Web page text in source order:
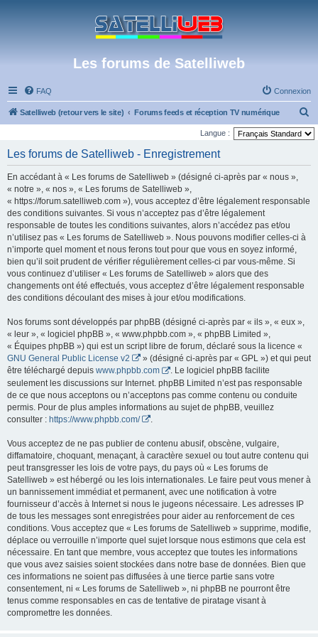
Les forums de Satelliweb
FAQ Connexion
Satelliweb (retour vers le site) Forums feeds et réception TV numérique
e
Langue :
Les forums de Satelliweb - Enregistrement
En accédant à « Les forums de Satelliweb » (désigné ci-après par « nous »,
« notre », « nos », « Les forums de Satelliweb »,
« https://forum.satelliweb.com »), vous acceptez d’être légalement responsable
des conditions suivantes. Si vous n’acceptez pas d’être légalement
responsable de toutes les conditions suivantes, alors n’accédez pas et/ou
n’utilisez pas « Les forums de Satelliweb ». Nous pouvons modifier celles-ci à
n’importe quel moment et nous ferons tout pour que vous en soyez informé,
bien qu’il soit prudent de vérifier régulièrement celles-ci par vous-même. Si
vous continuez d’utiliser « Les forums de Satelliweb » alors que des
changements ont été effectués, vous acceptez d’être légalement responsable
des conditions découlant des mises à jour et/ou modifications.
Nos forums sont développés par phpBB (désigné ci-après par « ils », « eux »,
« leur », « logiciel phpBB », « www.phpbb.com », « phpBB Limited »,
« Équipes phpBB ») qui est un script libre de forum, déclaré sous la licence «
GNU General Public License v2
» (désigné ci-après par « GPL ») et qui peut
être téléchargé depuis www.phpbb.com
. Le logiciel phpBB facilite
seulement les discussions sur Internet. phpBB Limited n’est pas responsable
de ce que nous acceptons ou n’acceptons pas comme contenu ou conduite
permis. Pour de plus amples informations au sujet de phpBB, veuillez
consulter : https://www.phpbb.com/
Vous acceptez de ne pas publier de contenu abusif, obscène, vulgaire,
diffamatoire, choquant, menaçant, à caractère sexuel ou tout autre contenu qui
peut transgresser les lois de votre pays, du pays où « Les forums de
Satelliweb » est hébergé ou les lois internationales. Le faire peut vous mener à
un bannissement immédiat et permanent, avec une notification à votre
fournisseur d’accès à Internet si nous le jugeons nécessaire. Les adresses IP
de tous les messages sont enregistrées pour aider au renforcement de ces
conditions. Vous acceptez que « Les forums de Satelliweb » supprime, modifie,
déplace ou verrouille n’importe quel sujet lorsque nous estimons que cela est
nécessaire. En tant que membre, vous acceptez que toutes les informations
que vous avez saisies soient stockées dans notre base de données. Bien que
ces informations ne soient pas diffusées à une tierce partie sans votre
consentement, ni « Les forums de Satelliweb », ni phpBB ne pourront être
tenus comme responsables en cas de tentative de piratage visant à
compromettre les données.